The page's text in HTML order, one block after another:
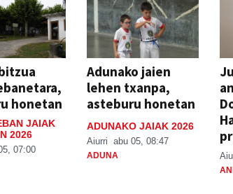
honetan
JAIAK
2026
07:00
Adunako jaien
lehen txanpa,
asteburu honetan
ADUNAKO JAIAK 2026
Aiurri abu 05, 08:47
ADUNA